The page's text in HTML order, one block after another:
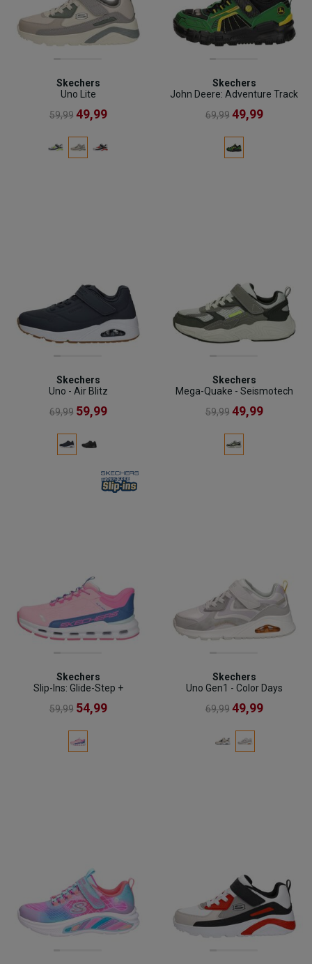
Skechers
Uno Lite
59,99 49,99
Skechers
John Deere: Adventure Track
69,99 49,99
Skechers
Uno - Air Blitz
69,99 59,99
Skechers
Mega-Quake - Seismotech
59,99 49,99
Skechers
Slip-Ins: Glide-Step +
59,99 54,99
Skechers
Uno Gen1 - Color Days
69,99 49,99